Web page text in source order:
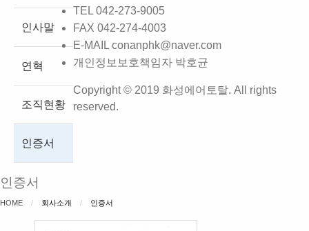
인사말
연혁
조직현황
인증서
인증서
HOME 회사소개 CURRENT:
인증서
TEL 042-273-9005
FAX 042-274-4003
E-MAIL conanphk@naver.com
개인정보보호책임자 박호균
Copyright © 2019 화성에어토탈. All rights
reserved.